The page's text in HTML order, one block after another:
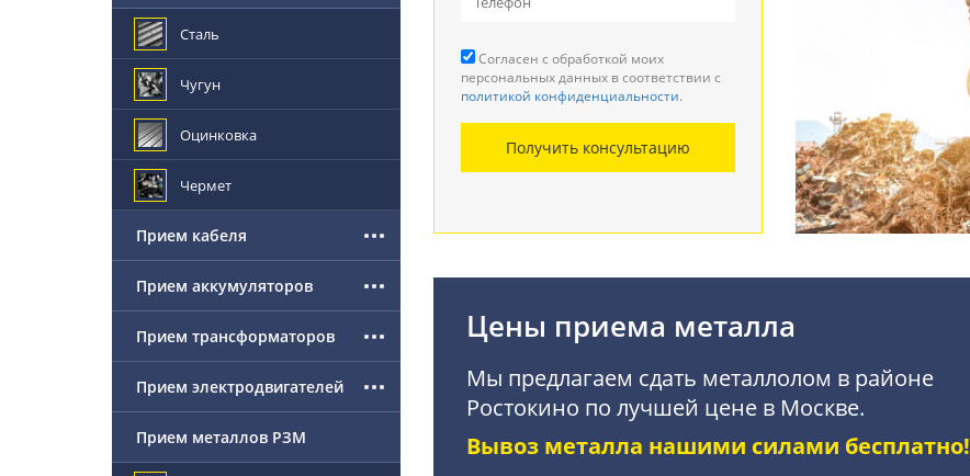
Прием кабеля
Резка металла
Демонтаж металлоконструкций
Покупка АКБ
Согласен с обработкой моих
персональных данных в соответствии с
политикой конфиденциальности.
Получить консультацию
Цены приема металла
Мы предлагаем сдать металлолом в районе
Ростокино по лучшей цене в Москве.
Вывоз металла нашими силами бесплатно!
Сталь
Чугун
Оцинковка
Чермет
Прием кабеля
Прием аккумуляторов
Прием трансформаторов
Прием электродвигателей
Прием металлов РЗМ